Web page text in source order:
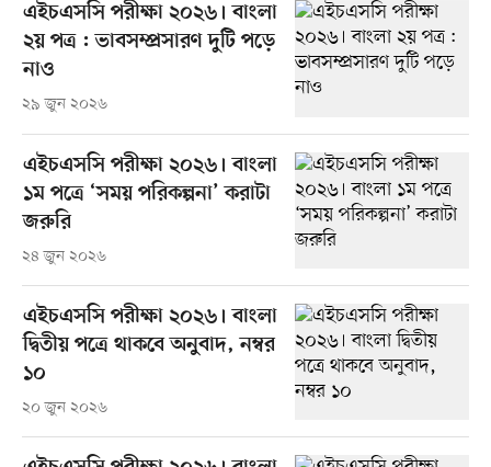
এইচএসসি পরীক্ষা ২০২৬। বাংলা
২য় পত্র : ভাবসম্প্রসারণ দুটি পড়ে
নাও
২৯ জুন ২০২৬
এইচএসসি পরীক্ষা ২০২৬। বাংলা
১ম পত্রে ‘সময় পরিকল্পনা’ করাটা
জরুরি
২৪ জুন ২০২৬
এইচএসসি পরীক্ষা ২০২৬। বাংলা
দ্বিতীয় পত্রে থাকবে অনুবাদ, নম্বর
১০
২০ জুন ২০২৬